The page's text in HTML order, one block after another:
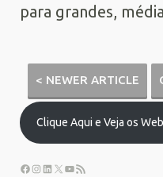
para grandes,
< NEWER ARTICLE
Clique Aqui e Veja os